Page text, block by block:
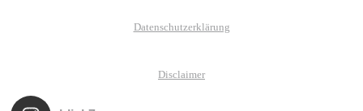
Datenschutzerklärung
Disclaimer